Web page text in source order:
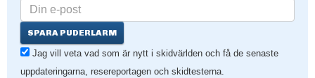
SPARA PUDERLARM
Jag vill veta vad som är nytt i skidvärlden och få de senaste
uppdateringarna, resereportagen och skidtesterna.